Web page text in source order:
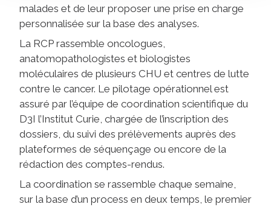
malades et de leur proposer une prise en charge
personnalisée sur la base des analyses.
La RCP rassemble oncologues,
anatomopathologistes et biologistes
moléculaires de plusieurs CHU et centres de lutte
contre le cancer. Le pilotage opérationnel est
assuré par l’équipe de coordination scientifique du
D3I l’Institut Curie, chargée de l’inscription des
dossiers, du suivi des prélèvements auprès des
plateformes de séquençage ou encore de la
rédaction des comptes-rendus.
La coordination se rassemble chaque semaine,
sur la base d’un process en deux temps, le premier